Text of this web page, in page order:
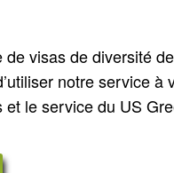
visas de diversité
notre service
le service du US